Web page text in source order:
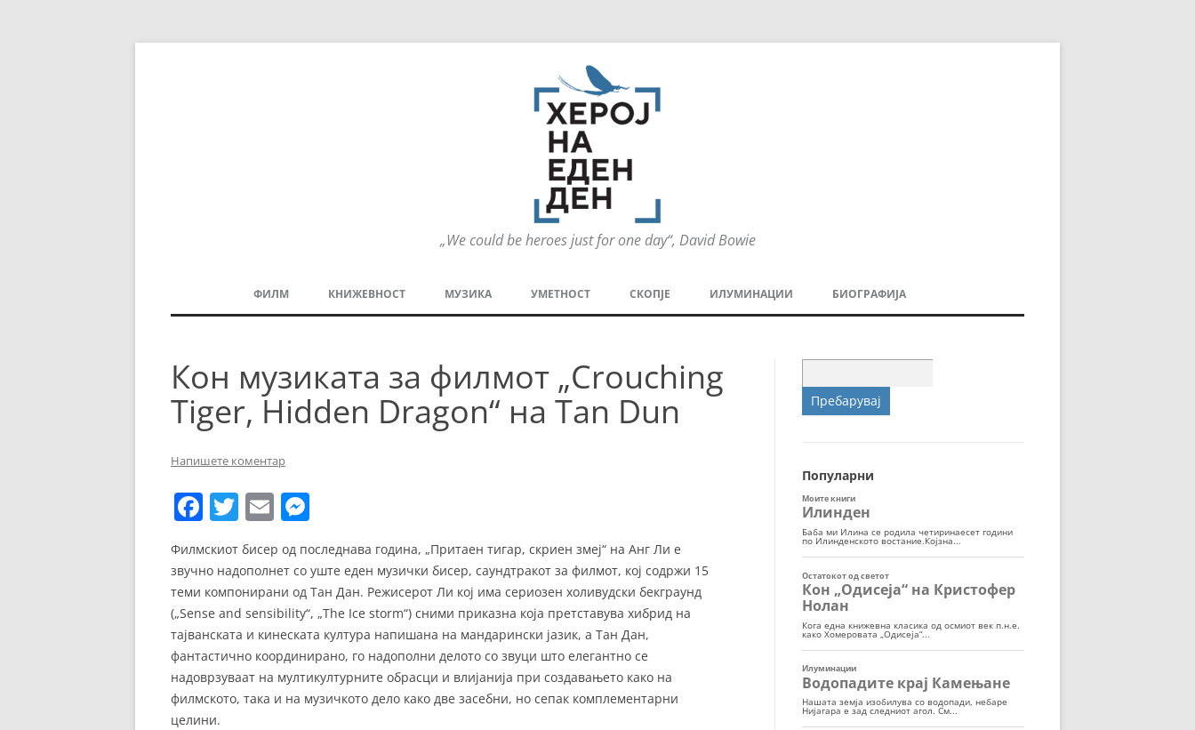
„We could be heroes just for one day“, David Bowie
содржината
ФИЛМ
ЕВРОПСКИ ФИЛМ
ФИЛМОПОЛИС
КНИЖЕВНОСТ МУЗИКА УМЕТНОСТ СКОПЈЕ ИЛУМИНАЦИИ
СПОРТ
БИОГРАФИЈА
Кон музиката за филмот „Crouching
Tiger, Hidden Dragon“ на Tan Dun
Напишете коментар
F
c
e
b
o
o
k
T
w
itt
er
E
ai
l
ss
e
n
g
er
Филмскиот бисер од последнава година, „Притаен тигар, скриен змеј“ на Анг Ли е
звучно надополнет со уште еден музички бисер, саундтракот за филмот, кој содржи 15
теми компонирани од Тан Дан. Режисерот Ли кој има сериозен холивудски бекграунд
(„Sense and sensibility“, „The Ice storm“) сними приказна која претставува хибрид на
тајванската и кинеската култура напишана на мандарински јазик, а Тан Дан,
фантастично координирано, го надополни делото со звуци што елегантно се
надоврзуваат на мултикултурните обрасци и влијанија при создавањето како на
филмското, така и на музичкото дело како две засебни, но сепак комплементарни
целини.
за:
Популарни